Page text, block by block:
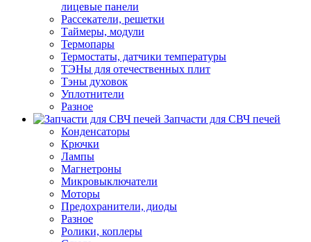
лицевые панели
Рассекатели, решетки
Таймеры, модули
Термопары
Термостаты, датчики температуры
ТЭНы для отечественных плит
Тэны духовок
Уплотнители
Разное
Запчасти для СВЧ печей
Конденсаторы
Крючки
Лампы
Магнетроны
Микровыключатели
Моторы
Предохранители, диоды
Разное
Ролики, коплеры